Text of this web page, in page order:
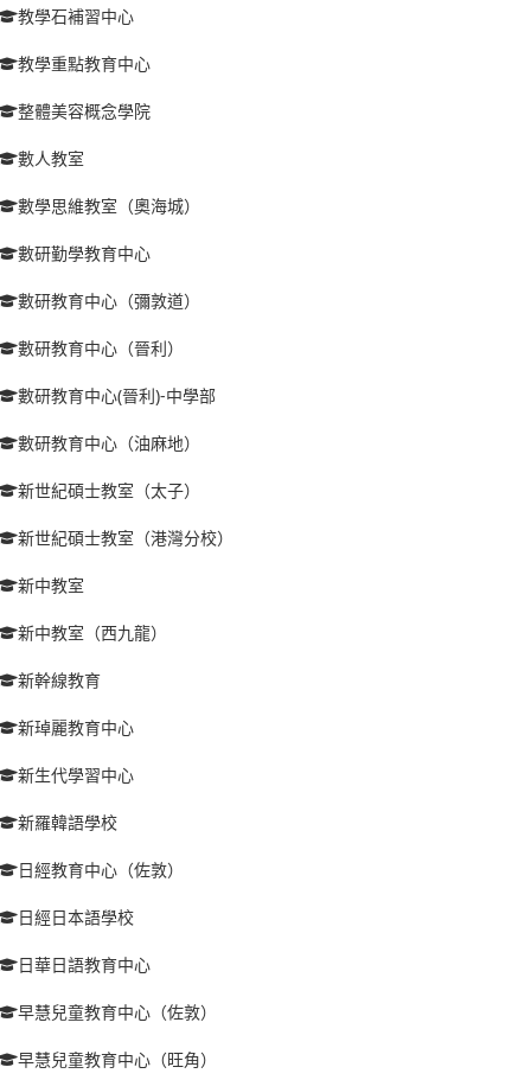
教學石補習中心
教學重點教育中心
整體美容概念學院
數人教室
數學思維教室（奧海城）
數研勤學教育中心
數研教育中心（彌敦道）
數研教育中心（晉利）
數研教育中心(晉利)-中學部
數研教育中心（油麻地）
新世紀碩士教室（太子）
新世紀碩士教室（港灣分校）
新中教室
新中教室（西九龍）
新幹線教育
新琸麗教育中心
新生代學習中心
新羅韓語學校
日經教育中心（佐敦）
日經日本語學校
日華日語教育中心
早慧兒童教育中心（佐敦）
早慧兒童教育中心（旺角）